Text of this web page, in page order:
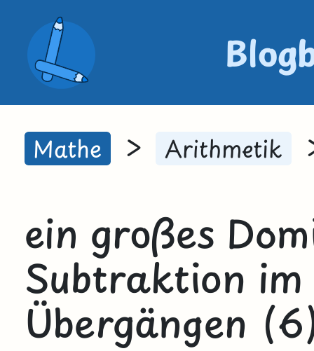
Mathe > Arithmetik
ein großes
Subtraktion
Übergängen